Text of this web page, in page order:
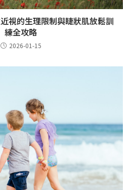
視的生理限制與睫狀肌放鬆訓
練全攻略
2026-01-15